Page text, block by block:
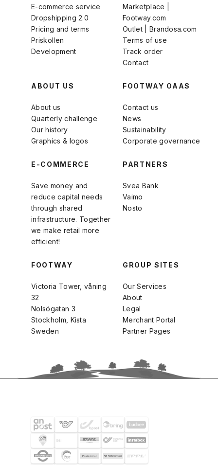
E-commerce service
Dropshipping 2.0
Pricing and terms
Priskollen
Development
Marketplace |
Footway.com
Outlet | Brandosa.com
Terms of use
Track order
Contact
ABOUT US
About us
Quarterly challenge
Our history
Graphics & logos
FOOTWAY OAAS
Contact us
News
Sustainability
Corporate governance
E-COMMERCE
Save money and
reduce capital needs
through shared
infrastructure. Together
we make retail more
efficient!
PARTNERS
Svea Bank
Vaimo
Nosto
FOOTWAY
Victoria Tower, våning
32
Nolsögatan 3
Stockholm, Kista
Sweden
GROUP SITES
Our Services
About
Legal
Merchant Portal
Partner Pages